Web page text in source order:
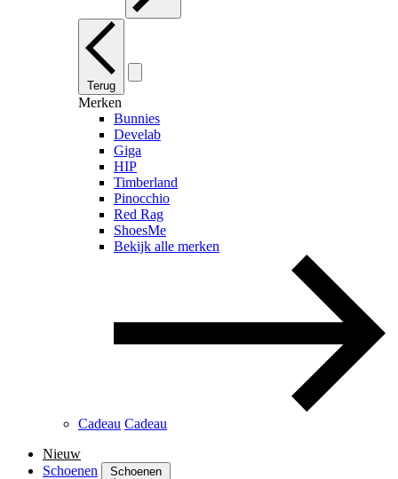
Terug
Merken
Bunnies
Develab
Giga
HIP
Timberland
Pinocchio
Red Rag
ShoesMe
Bekijk alle merken
Cadeau Cadeau
Nieuw
Schoenen
Schoenen